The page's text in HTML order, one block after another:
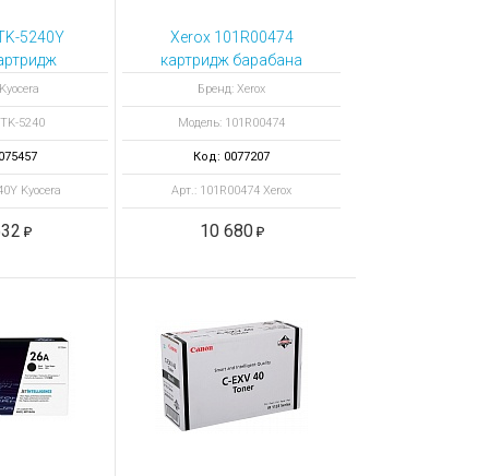
5240Y
5240
Kyocera
Xerox 101R00474
картридж барабана
черный
Бренд: Xerox
Модель: 101R00474
Код: 0077207
Арт.: 101R00474 Xerox
10 680